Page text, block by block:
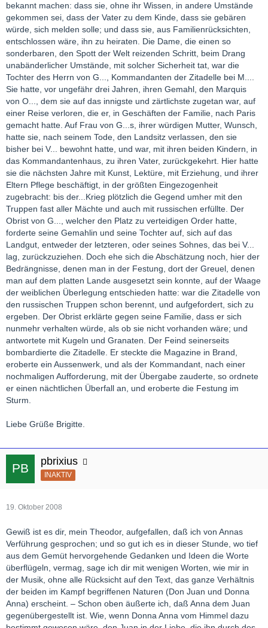
bekannt machen: dass sie, ohne ihr Wissen, in andere Umstände
gekommen sei, dass der Vater zu dem Kinde, dass sie gebären
würde, sich melden solle; und dass sie, aus Familienrücksichten,
entschlossen wäre, ihn zu heiraten. Die Dame, die einen so
sonderbaren, den Spott der Welt reizenden Schritt, beim Drang
unabänderlicher Umstände, mit solcher Sicherheit tat, war die
Tochter des Herrn von G..., Kommandanten der Zitadelle bei M....
Sie hatte, vor ungefähr drei Jahren, ihren Gemahl, den Marquis
von O..., dem sie auf das innigste und zärtlichste zugetan war, auf
einer Reise verloren, die er, in Geschäften der Familie, nach Paris
gemacht hatte. Auf Frau von G...s, ihrer würdigen Mutter, Wunsch,
hatte sie, nach seinem Tode, den Landsitz verlassen, den sie
bisher bei V... bewohnt hatte, und war, mit ihren beiden Kindern, in
das Kommandantenhaus, zu ihren Vater, zurückgekehrt. Hier hatte
sie die nächsten Jahre mit Kunst, Lektüre, mit Erziehung, und ihrer
Eltern Pflege beschäftigt, in der größten Eingezogenheit
zugebracht: bis der...Krieg plötzlich die Gegend umher mit den
Truppen fast aller Mächte und auch mit russischen erfüllte. Der
Obrist von G..., welcher den Platz zu verteidigen Order hatte,
forderte seine Gemahlin und seine Tochter auf, sich auf das
Landgut, entweder der letzteren, oder seines Sohnes, das bei V...
lag, zurückzuziehen. Doch ehe sich die Abschätzung noch, hier der
Bedrängnisse, denen man in der Festung, dort der Greuel, denen
man auf dem platten Lande ausgesetzt sein konnte, auf der Waage
der weiblichen Überlegung entschieden hatte: war die Zitadelle von
den russischen Truppen schon berennt, und aufgefordert, sich zu
ergeben. Der Obrist erklärte gegen seine Familie, dass er sich
nunmehr verhalten würde, als ob sie nicht vorhanden wäre; und
antwortete mit Kugeln und Granaten. Der Feind seinerseits
bombardierte die Zitadelle. Er steckte die Magazine in Brand,
eroberte ein Aussenwerk, und als der Kommandant, nach einer
nochmaligen Aufforderung, mit der Übergabe zauderte, so ordnete
er einen nächtlichen Überfall an, und eroberte die Festung im
Sturm.
Liebe Grüße Brigitte.
pbrixius
INAKTIV
19. Oktober 2008
Gewiß ist es dir, mein Theodor, aufgefallen, daß ich von Annas
Verführung gesprochen; und so gut ich es in dieser Stunde, wo tief
aus dem Gemüt hervorgehende Gedanken und Ideen die Worte
überflügeln, vermag, sage ich dir mit wenigen Worten, wie mir in
der Musik, ohne alle Rücksicht auf den Text, das ganze Verhältnis
der beiden im Kampf begriffenen Naturen (Don Juan und Donna
Anna) erscheint. – Schon oben äußerte ich, daß Anna dem Juan
gegenübergestellt ist. Wie, wenn Donna Anna vom Himmel dazu